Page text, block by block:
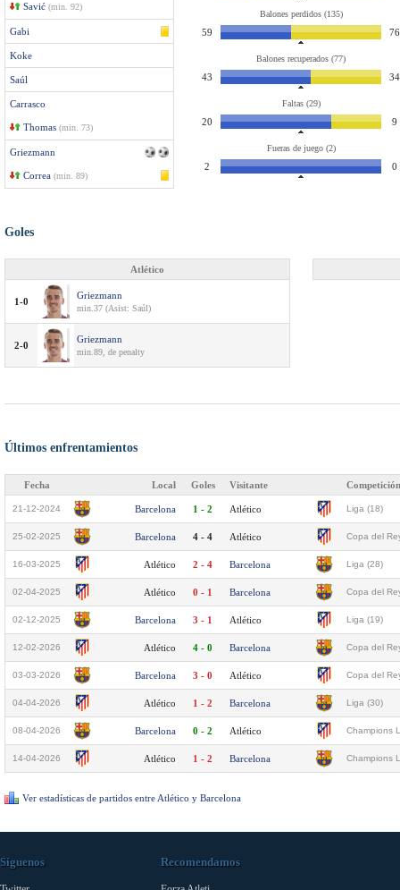
Savić (min. 92)
Gabi
Koke
Saúl
Carrasco
Thomas (min. 73)
Griezmann
Correa (min. 89)
Balones perdidos (135)
59 76
Balones recuperados (77)
43 34
Faltas (29)
20 9
Fueras de juego (2)
2 0
Goles
Atlético
1-0
Griezmann
min.37 (Asist: Saúl)
2-0
Griezmann
min.89, de penalty
Últimos enfrentamientos
Fecha Local Goles Visitante Competición
21-12-2024 Barcelona 1 - 2 Atlético Liga (18)
25-02-2025 Barcelona 4 - 4 Atlético Copa del
16-03-2025 Atlético 2 - 4 Barcelona Liga (28)
02-04-2025 Atlético 0 - 1 Barcelona Copa del
02-12-2025 Barcelona 3 - 1 Atlético Liga (19)
12-02-2026 Atlético 4 - 0 Barcelona Copa del
03-03-2026 Barcelona 3 - 0 Atlético Copa del
04-04-2026 Atlético 1 - 2 Barcelona Liga (30)
08-04-2026 Barcelona 0 - 2 Atlético Champions
14-04-2026 Atlético 1 - 2 Barcelona Champions
Ver estadísticas de partidos entre Atlético y Barcelona
Síguenos Recomendamos